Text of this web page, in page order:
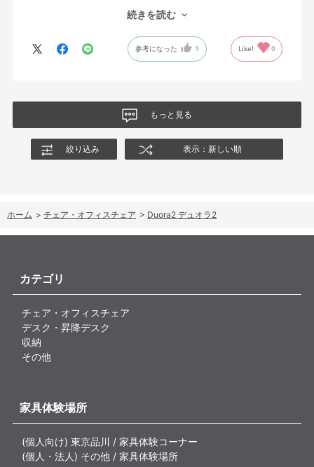
ポートを突き出したり出来るので、モニターに向かわす方にも力
が入っていて仕事をするにはすごく良い椅子でした。
続きを読む
参考になった 1 Like! 0
もっと見る
絞り込み 表示：新しい順
ホーム > チェア・オフィスチェア > Duora2 デュオラ2
カテゴリ
チェア・オフィスチェア
デスク・昇降デスク
収納
その他
家具体験場所
(個人向け) 東京品川 / 家具体験コーナー
(個人・法人) その他 / 家具体験場所